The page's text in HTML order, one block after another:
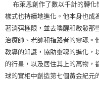
布萊恩創作了數以千計的轉化
樣式也持續地進化。他本身也成
著消弭極限，並去喚醒和啟發那
治療師、老師和指路者的靈魂。
教導的知識，協助靈魂的進化，
的行星，以及居住其上的萬物，
球的實相中創造第七個黃金紀元